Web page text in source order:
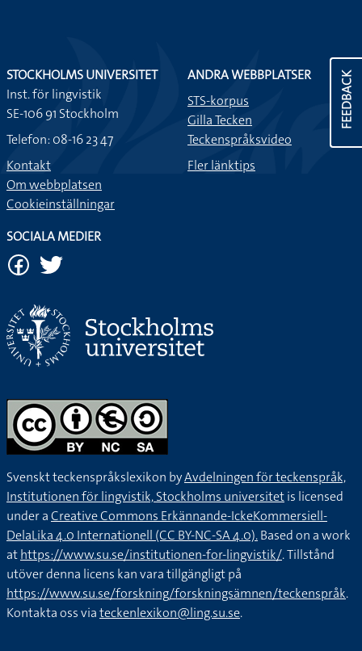
FEEDBACK
STOCKHOLMS UNIVERSITET
Inst. för lingvistik
SE-106 91 Stockholm
Telefon: 08-16 23 47
Kontakt
Om webbplatsen
Cookieinställningar
ANDRA WEBBPLATSER
STS-korpus
Gilla Tecken
Teckenspråksvideo
Fler länktips
SOCIALA MEDIER
Svenskt teckenspråkslexikon byAvdelningen för teckenspråk,
Institutionen för lingvistik, Stockholms universitetis licensed
under aCreative Commons Erkännande-IckeKommersiell-
DelaLika 4.0 Internationell (CC BY-NC-SA 4.0).Based on a work
athttps://www.su.se/institutionen-for-lingvistik/. Tillstånd
utöver denna licens kan vara tillgängligt på
https://www.su.se/forskning/forskningsämnen/teckenspråk.
Kontakta oss viateckenlexikon@ling.su.se.